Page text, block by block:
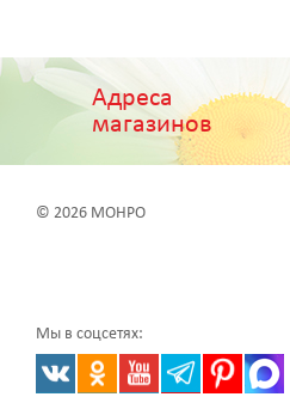
Адреса
магазинов
© 2026 МОНРО
Мы в соцсетях: